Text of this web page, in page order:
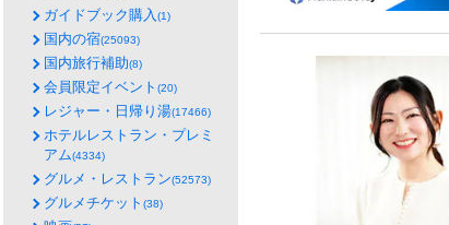
ガイドブック購入(1)
国内の宿(25093)
国内旅行補助(8)
会員限定イベント (20)
レジャー・日帰り湯(17466)
ホテルレストラン・プレミ
アム(4334)
グルメ・レストラン(52573)
グルメチケット (38)